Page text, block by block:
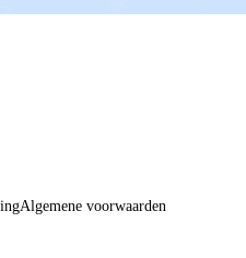
Algemene voorwaarden